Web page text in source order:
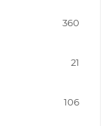
360
21
106